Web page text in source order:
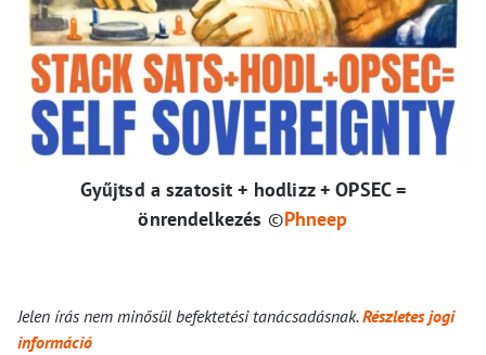
Gyűjtsd a szatosit + hodlizz + OPSEC =
önrendelkezés ©Phneep
Jelen írás nem minősül befektetési tanácsadásnak.Részletes jogi
információ